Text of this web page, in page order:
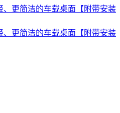
更简洁的车载桌面【附带安装
更简洁的车载桌面【附带安装